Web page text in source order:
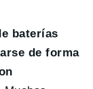
baterías
de forma